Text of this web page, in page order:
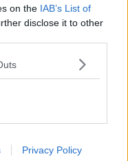
on the IAB’s List of
disclose it to other
Privacy Policy